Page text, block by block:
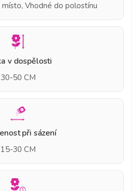
Vhodné do polostínu
v dospělosti
30-50 CM
při sázení
15-30 CM